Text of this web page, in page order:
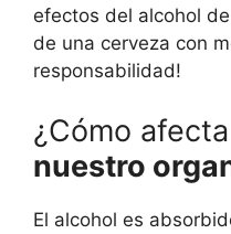
efectos del alcohol
de una cerveza con
responsabilidad!
¿Cómo
nuestro
El alcohol es